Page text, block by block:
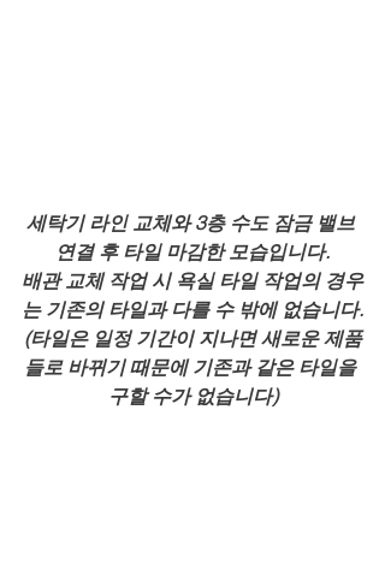
세탁기 라인 교체와 3층 수도 잠금 밸브
연결 후 타일 마감한 모습입니다.
배관 교체 작업 시 욕실 타일 작업의 경우
는 기존의 타일과 다를 수 밖에 없습니다.
(타일은 일정 기간이 지나면 새로운 제품
들로 바뀌기 때문에 기존과 같은 타일을
구할 수가 없습니다)